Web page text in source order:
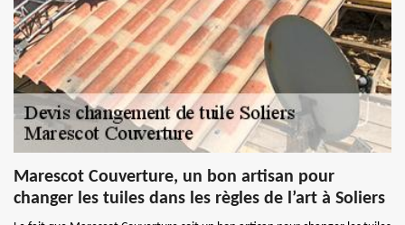
Marescot Couverture, un bon artisan pour
changer les tuiles dans les règles de l’art à Soliers